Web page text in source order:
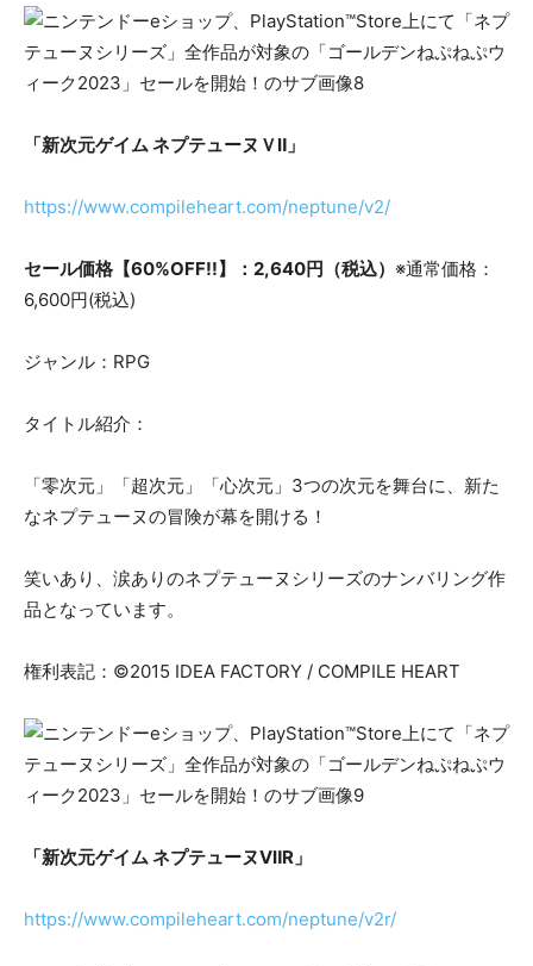
「新次元ゲイム ネプテューヌＶⅡ」
https://www.compileheart.com/neptune/v2/
セール価格【60%OFF!!】：2,640円（税込） ※通常価格：
6,600円(税込)
ジャンル：RPG
タイトル紹介：
「零次元」「超次元」「心次元」3つの次元を舞台に、新た
なネプテューヌの冒険が幕を開ける！
笑いあり、涙ありのネプテューヌシリーズのナンバリング作
品となっています。
権利表記：©2015 IDEA FACTORY / COMPILE HEART
「新次元ゲイム ネプテューヌVⅡR」
https://www.compileheart.com/neptune/v2r/